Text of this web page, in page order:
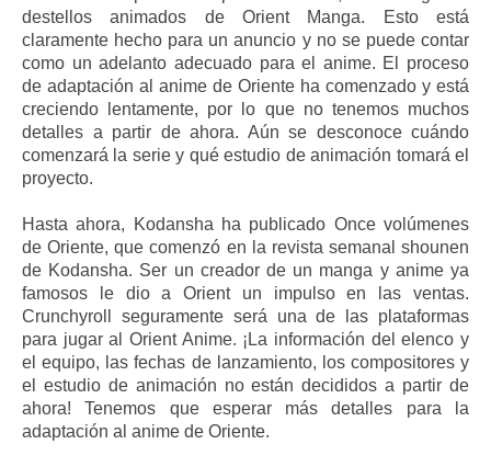
destellos animados de Orient Manga. Esto está
claramente hecho para un anuncio y no se puede contar
como un adelanto adecuado para el anime. El proceso
de adaptación al anime de Oriente ha comenzado y está
creciendo lentamente, por lo que no tenemos muchos
detalles a partir de ahora. Aún se desconoce cuándo
comenzará la serie y qué estudio de animación tomará el
proyecto.
Hasta ahora, Kodansha ha publicado Once volúmenes
de Oriente, que comenzó en la revista semanal shounen
de Kodansha. Ser un creador de un manga y anime ya
famosos le dio a Orient un impulso en las ventas.
Crunchyroll seguramente será una de las plataformas
para jugar al Orient Anime. ¡La información del elenco y
el equipo, las fechas de lanzamiento, los compositores y
el estudio de animación no están decididos a partir de
ahora! Tenemos que esperar más detalles para la
adaptación al anime de Oriente.